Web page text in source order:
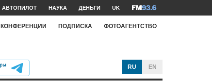
АВТОПИЛОТ НАУКА ДЕНЬГИ UK
КОНФЕРЕНЦИИ ПОДПИСКА ФОТОАГЕНТСТВО
RU EN